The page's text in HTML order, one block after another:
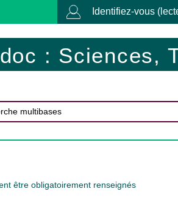
Identifiez-vous
: Sciences,
être obligatoirement renseignés